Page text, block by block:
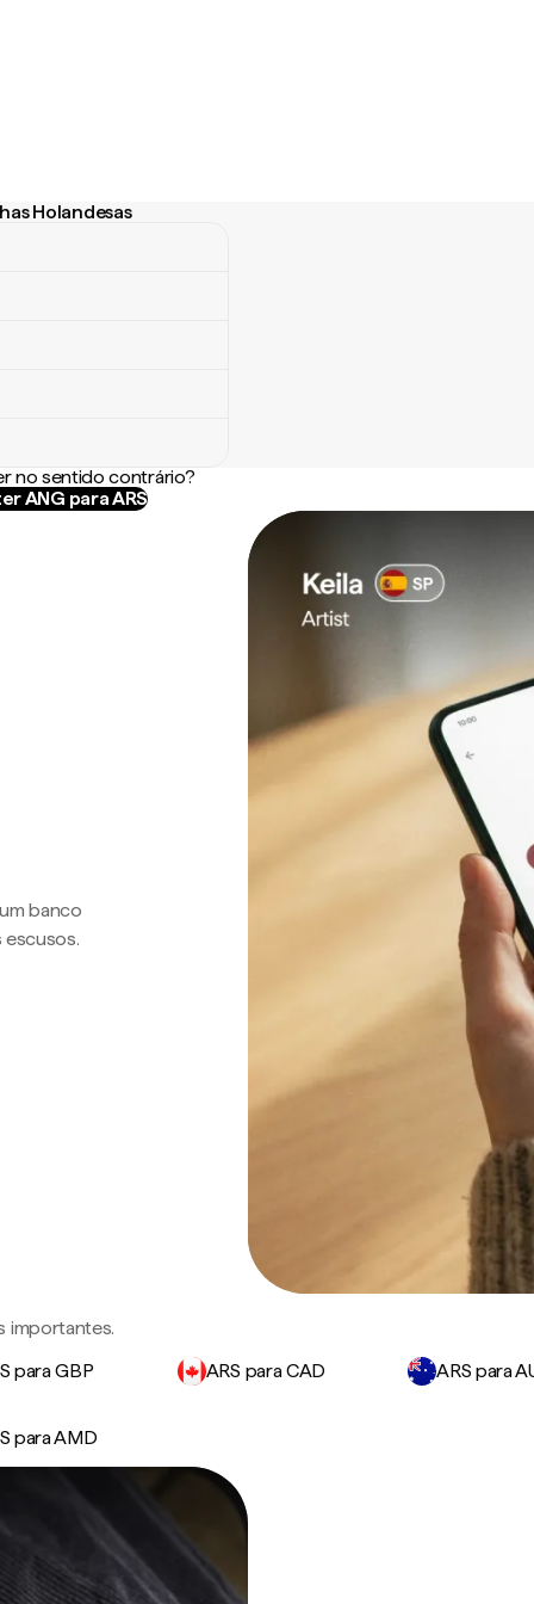
Holandesas
no sentido contrário?
ANG para ARS
banco
escusos.
importantes.
para GBP
ARS para CAD ARS para
para AMD